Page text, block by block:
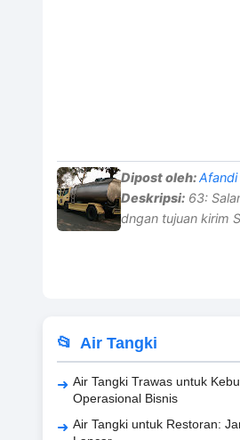
Dipost oleh:Afandi
Deskripsi: 63:
dngan tujuan kirim
Air Tangki
Air Tangki Trawas untuk
Operasional Bisnis
Air Tangki untuk Restoran: